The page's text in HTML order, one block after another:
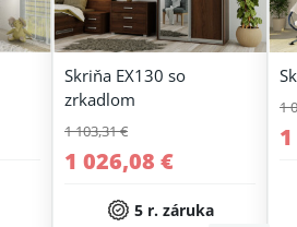
Skriňa EX130 so
zrkadlom
1 103,31 €
1 026,08 €
5 r. záruka
1